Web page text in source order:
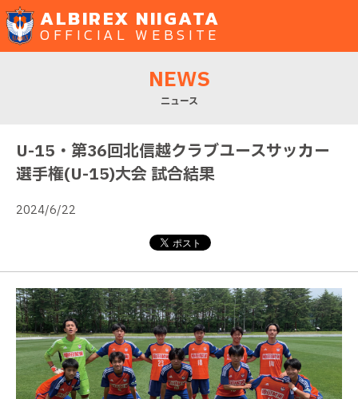
ALBIREX NIIGATA
OFFICIAL WEBSITE
NEWS
ニュース
U-15・第36回北信越クラブユースサッカー
選手権(U-15)大会 試合結果
2024/6/22